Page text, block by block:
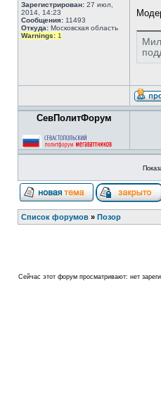
Зарегистрирован: 27 июл,
2014, 14:23
Сообщения: 11493
Откуда: Московская область
Warnings: 1
СевПолитФорум
Список форумов » Позор
Сейчас этот форум просматривают: нет